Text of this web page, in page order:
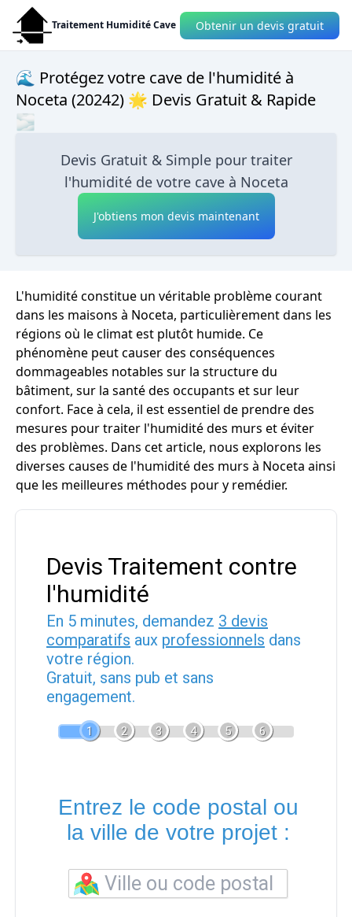
Traitement Humidité Cave Obtenir un devis gratuit
🌊 Protégez votre cave de l'humidité à
Noceta (20242) 🌟 Devis Gratuit & Rapide
🌫
Devis Gratuit & Simple pour traiter
l'humidité de votre cave à Noceta
J'obtiens mon devis maintenant
L'humidité constitue un véritable problème courant
dans les maisons à Noceta, particulièrement dans les
régions où le climat est plutôt humide. Ce
phénomène peut causer des conséquences
dommageables notables sur la structure du
bâtiment, sur la santé des occupants et sur leur
confort. Face à cela, il est essentiel de prendre des
mesures pour traiter l'humidité des murs et éviter
des problèmes. Dans cet article, nous explorons les
diverses causes de l'humidité des murs à Noceta ainsi
que les meilleures méthodes pour y remédier.
Devis Traitement contre
l'humidité
En 5 minutes, demandez 3 devis
comparatifs aux professionnels dans
votre région.
Gratuit, sans pub et sans
engagement.
1 2 3 4 5 6
Entrez le code postal ou
la ville de votre projet :